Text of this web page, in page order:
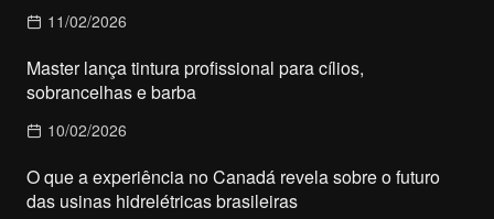
11/02/2026
Master lança tintura profissional para cílios,
sobrancelhas e barba
10/02/2026
O que a experiência no Canadá revela sobre o futuro
das usinas hidrelétricas brasileiras